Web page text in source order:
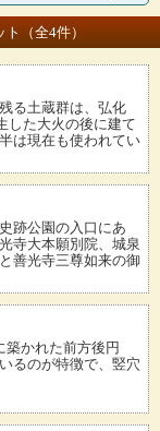
（全4件）
る土蔵群は、弘化
した大火の後に建て
は現在も使われてい
跡公園の入口にあ
寺大本願別院、城泉
善光寺三尊如来の御
築かれた前方後円
るのが特徴で、竪穴